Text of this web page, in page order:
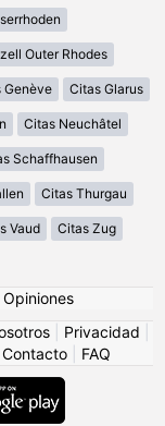
Outer Rhodes
Genève Citas Glarus
Citas Neuchâtel
Schaffhausen
Citas Thurgau
Vaud Citas Zug
Opiniones
Privacidad
Contacto FAQ